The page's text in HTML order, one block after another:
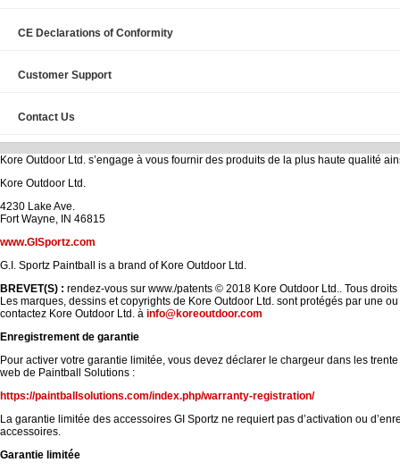
CE Declarations of Conformity
Customer Support
Contact Us
Kore Outdoor Ltd. s’engage à vous fournir des produits de la plus haute qualité
Kore Outdoor Ltd.
4230 Lake Ave.
Fort Wayne, IN 46815
www.GISportz.com
G.I. Sportz Paintball is a brand of Kore Outdoor Ltd.
BREVET(S) : rendez-vous sur www./patents © 2018 Kore Outdoor Ltd.. Tous
Les marques, dessins et copyrights de Kore Outdoor Ltd. sont protégés par une
contactez Kore Outdoor Ltd. à info@koreoutdoor.com
Enregistrement de garantie
Pour activer votre garantie limitée, vous devez déclarer le chargeur dans les
web de Paintball Solutions :
https://paintballsolutions.com/index.php/warranty-registration/
La garantie limitée des accessoires GI Sportz ne requiert pas d’activation ou
accessoires.
Garantie limitée